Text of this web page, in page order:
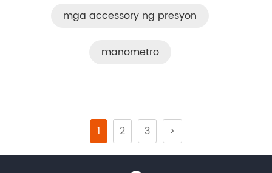
mga accessory ng presyon
manometro
1 2 3 >